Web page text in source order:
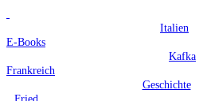
Italien
E-Books
Kafka
Frankreich
Geschichte